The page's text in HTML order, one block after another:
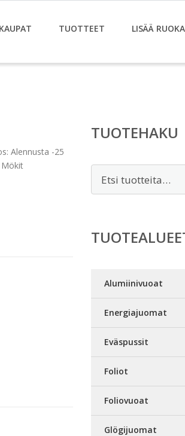
TUOTTEET LISÄÄ
Alennusta -25
Mökit
TUOTEHAKU
Alumiinivuoat
Energiajuomat
Eväspussit
Foliot
Foliovuoat
Glögijuomat